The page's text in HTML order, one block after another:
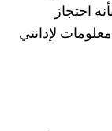
احتجاز
لإدانتي